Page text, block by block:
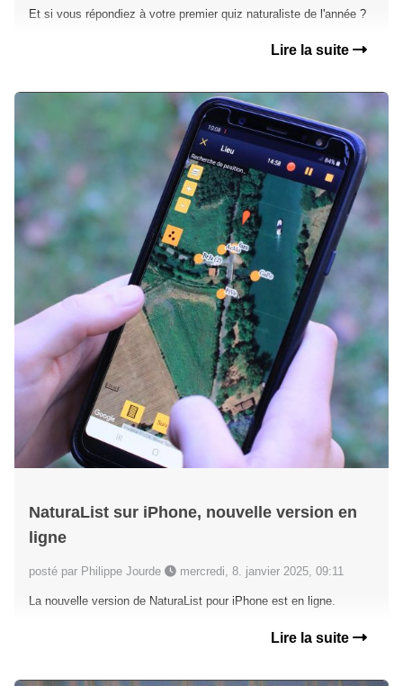
Et si vous répondiez à votre premier quiz naturaliste de l'année ?
Lire la suite
NaturaList sur iPhone, nouvelle version en
ligne
posté par Philippe Jourde mercredi, 8. janvier 2025, 09:11
La nouvelle version de NaturaList pour iPhone est en ligne.
Lire la suite